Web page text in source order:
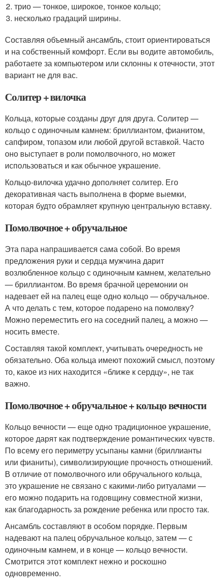
трио — тонкое, широкое, тонкое кольцо;
несколько градаций ширины.
Составляя объемный ансамбль, стоит ориентироваться
и на собственный комфорт. Если вы водите автомобиль,
работаете за компьютером или склонны к отечности, этот
вариант не для вас.
Солитер + вилочка
Кольца, которые созданы друг для друга. Солитер —
кольцо с одиночным камнем: бриллиантом, фианитом,
сапфиром, топазом или любой другой вставкой. Часто
оно выступает в роли помолвочного, но может
использоваться и как обычное украшение.
Кольцо-вилочка удачно дополняет солитер. Его
декоративная часть выполнена в форме выемки,
которая будто обрамляет крупную центральную вставку.
Помолвочное + обручальное
Эта пара напрашивается сама собой. Во время
предложения руки и сердца мужчина дарит
возлюбленное кольцо с одиночным камнем, желательно
— бриллиантом. Во время брачной церемонии он
надевает ей на палец еще одно кольцо — обручальное.
А что делать с тем, которое подарено на помолвку?
Можно переместить его на соседний палец, а можно —
носить вместе.
Составляя такой комплект, учитывать очередность не
обязательно. Оба кольца имеют похожий смысл, поэтому
то, какое из них находится «ближе к сердцу», не так
важно.
Помолвочное + обручальное + кольцо вечности
Кольцо вечности — еще одно традиционное украшение,
которое дарят как подтверждение романтических чувств.
По всему его периметру усыпаны камни (бриллианты
или фианиты), символизирующие прочность отношений.
В отличие от помолвочного или обручального кольца,
это украшение не связано с какими-либо ритуалами —
его можно подарить на годовщину совместной жизни,
как благодарность за рождение ребенка или просто так.
Ансамбль составляют в особом порядке. Первым
надевают на палец обручальное кольцо, затем — с
одиночным камнем, и в конце — кольцо вечности.
Смотрится этот комплект нежно и роскошно
одновременно.